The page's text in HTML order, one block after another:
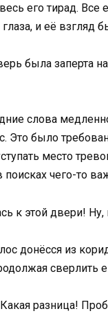
его тирад.
и её взгляд
была заперта
слова
Это было
место
чего-то
к этой двери!
донёсся из
сверлить
разница!